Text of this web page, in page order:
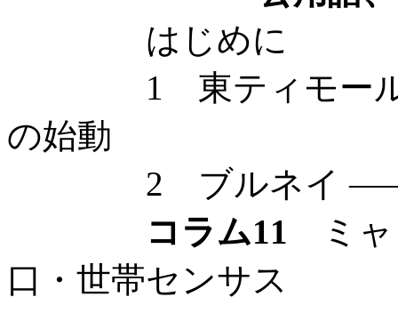
はじめに
1 東ティモール
の始動
2 ブルネイ —— 民
コラム11 ミャ
口・世帯センサス